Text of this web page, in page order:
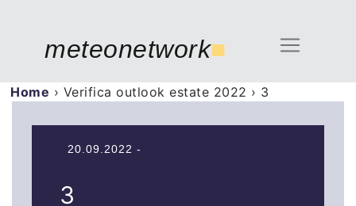
meteonetwork■
Home › Verifica outlook estate 2022 › 3
20.09.2022 -
3